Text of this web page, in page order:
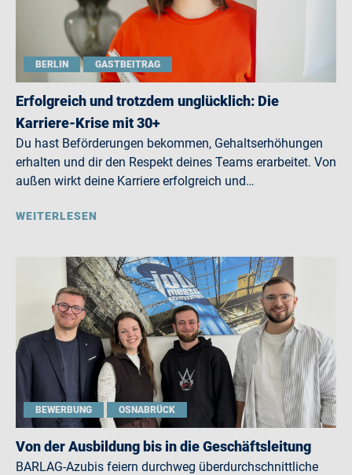
BERLIN GASTBEITRAG
Erfolgreich und trotzdem unglücklich: Die
Karriere-Krise mit 30+
Du hast Beförderungen bekommen, Gehaltserhöhungen
erhalten und dir den Respekt deines Teams erarbeitet. Von
außen wirkt deine Karriere erfolgreich und…
WEITERLESEN
BEWERBUNG OSNABRÜCK
Von der Ausbildung bis in die Geschäftsleitung
BARLAG-Azubis feiern durchweg überdurchschnittliche